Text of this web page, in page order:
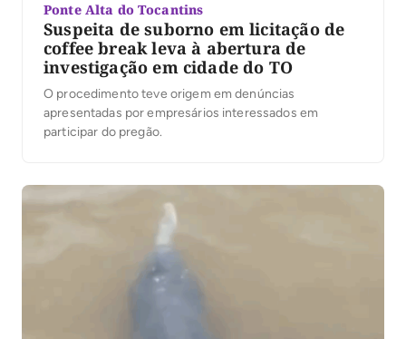
Ponte Alta do Tocantins
Suspeita de suborno em licitação de
coffee break leva à abertura de
investigação em cidade do TO
O procedimento teve origem em denúncias
apresentadas por empresários interessados em
participar do pregão.